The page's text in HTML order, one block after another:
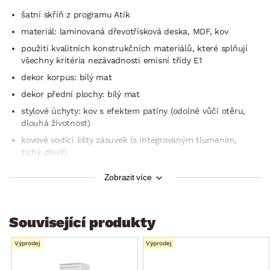
šatní skříň z programu Atik
materiál: laminovaná dřevotřísková deska, MDF, kov
použití kvalitních konstrukčních materiálů, které splňují
všechny kritéria nezávadnosti emisní třídy E1
dekor korpus: bílý mat
dekor přední plochy: bílý mat
stylové úchyty: kov s efektem patiny (odolné vůči otěru,
dlouhá životnost)
kovové vodící lišty zásuvek (s integrovaným tlumením,
tichý chod)
široké rámy
jedinečný masivní vzhled
Zobrazit více
Související produkty
Výprodej Výprodej